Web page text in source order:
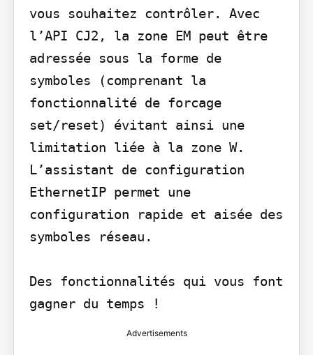
vous souhaitez contrôler. Avec
l’API CJ2, la zone EM peut être
adressée sous la forme de
symboles (comprenant la
fonctionnalité de forcage
set/reset) évitant ainsi une
limitation liée à la zone W.
L’assistant de configuration
EthernetIP permet une
configuration rapide et aisée des
symboles réseau.
Des fonctionnalités qui vous font
gagner du temps !
Advertisements